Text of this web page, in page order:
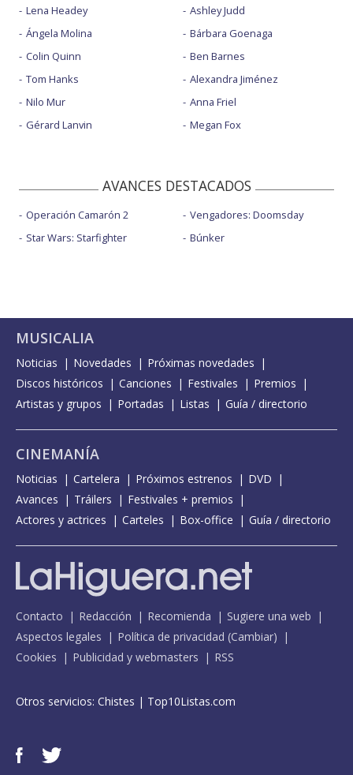
Lena Headey
Ángela Molina
Colin Quinn
Tom Hanks
Nilo Mur
Gérard Lanvin
Ashley Judd
Bárbara Goenaga
Ben Barnes
Alexandra Jiménez
Anna Friel
Megan Fox
AVANCES DESTACADOS
Operación Camarón 2
Star Wars: Starfighter
Vengadores: Doomsday
Búnker
MUSICALIA
Noticias Novedades
Próximas novedades
Discos históricos
Canciones Festivales
Premios
Artistas y grupos
Portadas Listas Guía / directorio
CINEMANÍA
Noticias Cartelera Próximos estrenos
DVD
Avances
Tráilers
Festivales + premios
Actores y actrices
Carteles Box-office Guía / directorio
Contacto Redacción Recomienda
Sugiere una web
Aspectos legales
Política de privacidad (Cambiar)
Cookies
Publicidad y webmasters RSS
Otros servicios: Chistes | Top10Listas.com